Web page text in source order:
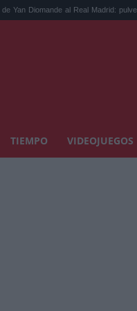
al Real Madrid: pulveriza ... La
TIEMPO VIDEOJUEGOS